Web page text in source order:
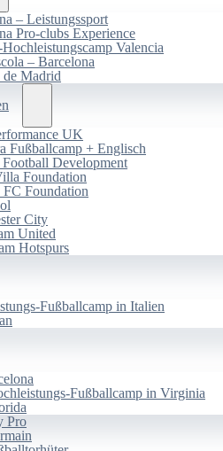
– Leistungssport
Pro-clubs Experience
Valencia
– Barcelona
Madrid
UK
Fußballcamp + Englisch
Football Development
Foundation
FC Foundation
City
United
Hotspurs
Fußballcamp in Italien
Fußballcamp in Virginia
Pro